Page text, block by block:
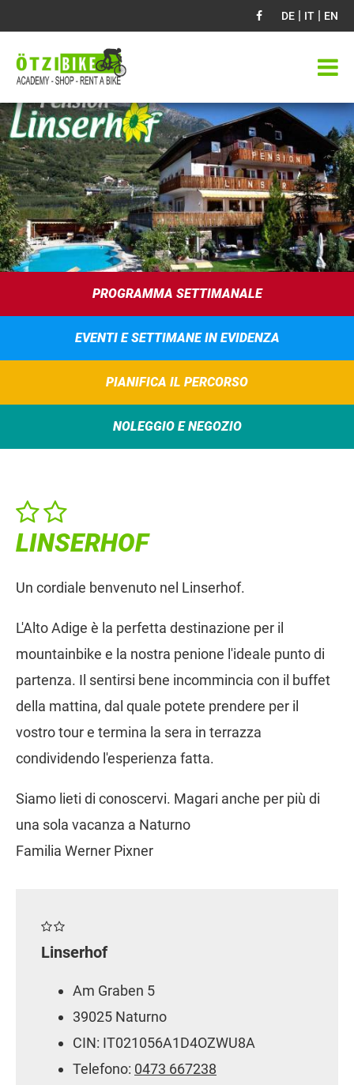
DE | IT | EN
PROGRAMMA SETTIMANALE
EVENTI E SETTIMANE IN EVIDENZA
PIANIFICA IL PERCORSO
NOLEGGIO E NEGOZIO
LINSERHOF
Un cordiale benvenuto nel Linserhof.
L'Alto Adige è la perfetta destinazione per il
mountainbike e la nostra penione l'ideale punto di
partenza. Il sentirsi bene incommincia con il buffet
della mattina, dal quale potete prendere per il
vostro tour e termina la sera in terrazza
condividendo l'esperienza fatta.
Siamo lieti di conoscervi. Magari anche per più di
una sola vacanza a Naturno
Familia Werner Pixner
Linserhof
Am Graben 5
39025 Naturno
CIN: IT021056A1D4OZWU8A
Telefono: 0473 667238